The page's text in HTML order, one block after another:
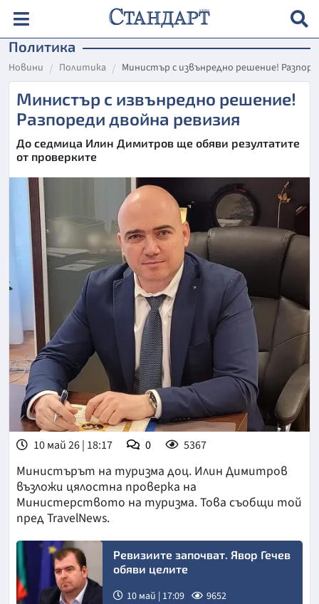
Политика
Новини Политика Министър с извънредно решение!
Министър с извънредно решение!
Разпореди двойна ревизия
До седмица Илин Димитров ще обяви резултатите
от проверките
10 май 26 | 18:17 0 5367
Министърът на туризма доц. Илин Димитров
възложи цялостна проверка на
Министерството на туризма. Това съобщи той
пред TravelNews.
Ревизиите започват. Явор Гечев
обяви целите
10 май | 17:09 9652